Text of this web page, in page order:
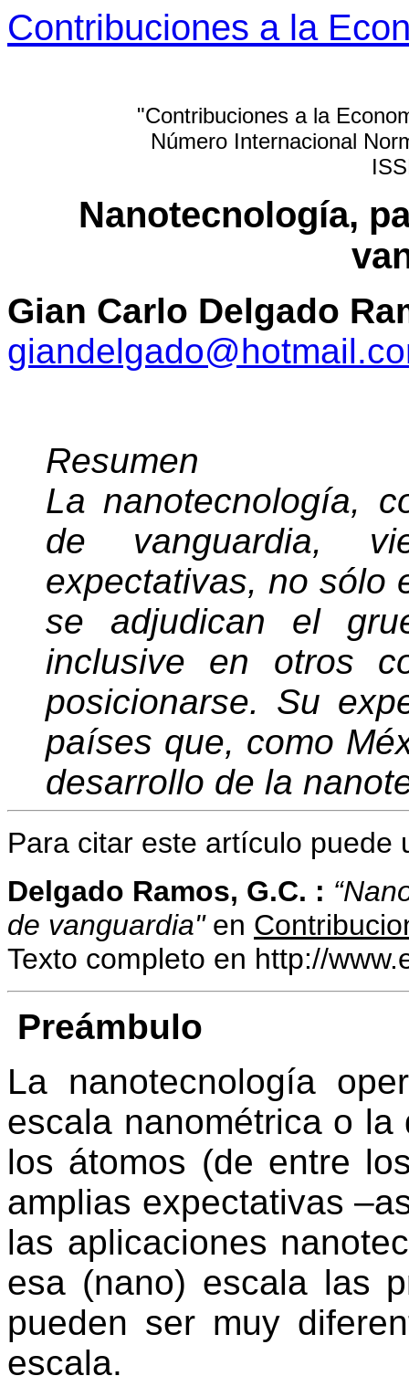
Contribuciones a la
"Contribuciones a la
Número Internacional
Nanotecnología,
Gian Carlo Delgado
Resumen
La nanotecnología,
de vanguardia,
expectativas, no sólo
se adjudican el
inclusive en otros
posicionarse. Su
países que, como
desarrollo de la
Para citar este artículo puede
Delgado Ramos, G.C. :
de vanguardia"en
Texto completo en http://
Preámbulo
La nanotecnología
escala nanométrica o
los átomos (de entre
amplias expectativas
las aplicaciones
esa (nano) escala las
pueden ser muy
escala.